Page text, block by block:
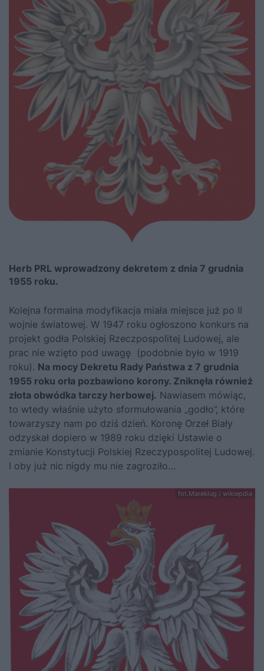
Herb PRL wprowadzony dekretem z dnia 7 grudnia
1955 roku.
Kolejna formalna modyfikacja miała miejsce już po II
wojnie światowej. W 1947 roku ogłoszono konkurs na
projekt godła Polskiej Rzeczpospolitej Ludowej, ale
prac nie wzięto pod uwagę (podobnie było w 1919
roku). Na mocy Dekretu Rady Państwa z 7 grudnia
1955 roku orła pozbawiono korony. Zniknęła również
złota obwódka tarczy herbowej. Nawiasem mówiąc,
to wtedy właśnie użyto sformułowania „godło”, które
towarzyszy nam po dziś dzień. Koronę Orzeł Biały
odzyskał dopiero w 1989 roku dzięki Ustawie o
zmianie Konstytucji Polskiej Rzeczypospolitej Ludowej.
I oby już nic nigdy mu nie zagroziło…
fot.Mareklug / wikiepdia